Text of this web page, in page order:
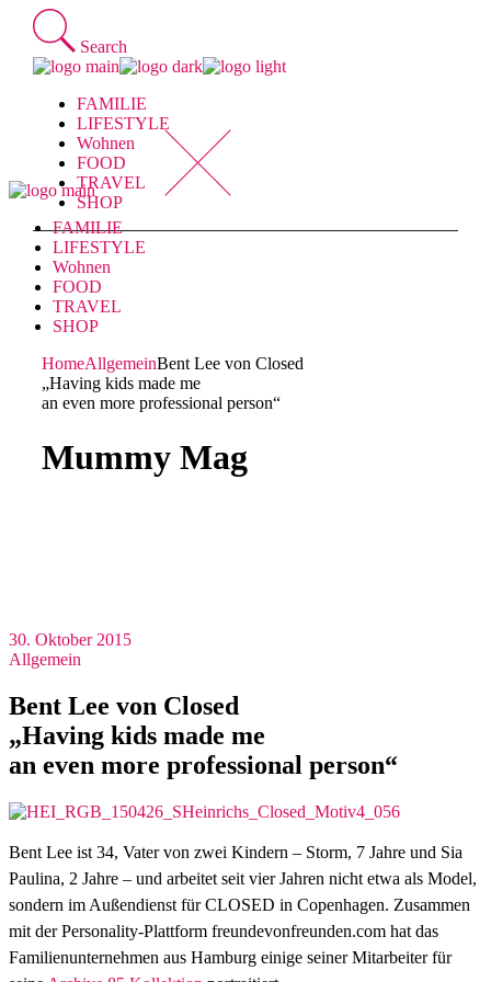
Skip
content
Search
FAMILIE
LIFESTYLE
Wohnen
FOOD
TRAVEL
SHOP
FAMILIE
LIFESTYLE
Wohnen
FOOD
TRAVEL
SHOP
HomeAllgemeinBent Lee von Closed
„Having kids made me
an even more professional person“
Mummy Mag
30. Oktober 2015
Allgemein
Bent Lee von Closed
„Having kids made me
an even more professional person“
Bent Lee ist 34, Vater von zwei Kindern – Storm, 7 Jahre und Sia
Paulina, 2 Jahre – und arbeitet seit vier Jahren nicht etwa als Model,
sondern im Außendienst für CLOSED in Copenhagen. Zusammen
mit der Personality-Plattform freundevonfreunden.com hat das
Familienunternehmen aus Hamburg einige seiner Mitarbeiter für